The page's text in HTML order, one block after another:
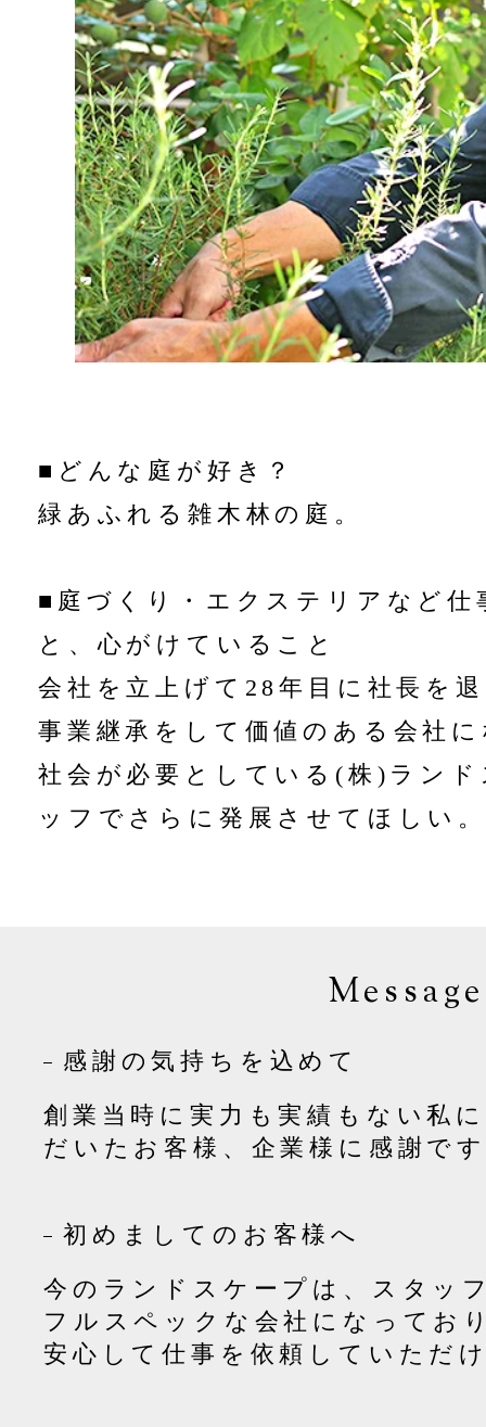
■どんな庭が好き？
緑あふれる雑木林の庭。
■庭づくり・エクステリアなど
と、心がけていること
会社を立上げて28年目に社長を
事業継承をして価値のある会社
社会が必要としている(株)ラン
ッフでさらに発展させてほしい。
Message
感謝の気持ちを込めて
創業当時に実力も実績もない私
だいたお客様、企業様に感謝で
初めましてのお客様へ
今のランドスケープは、スタッ
フルスペックな会社になってお
安心して仕事を依頼していただ